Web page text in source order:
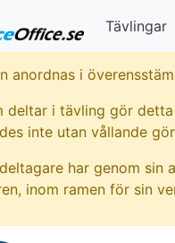
Tävlingar
anordnas i
deltar i tävling gör
inte utan vållande
har genom
inom ramen för sin